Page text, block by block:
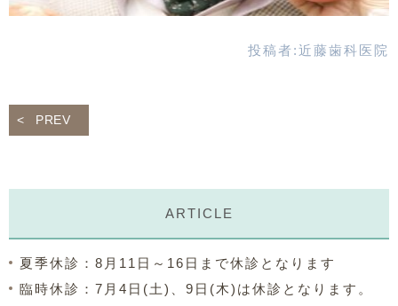
投稿者:近藤歯科医院
PREV
ARTICLE
夏季休診：8月11日～16日まで休診となります
臨時休診：7月4日(土)、9日(木)は休診となります。